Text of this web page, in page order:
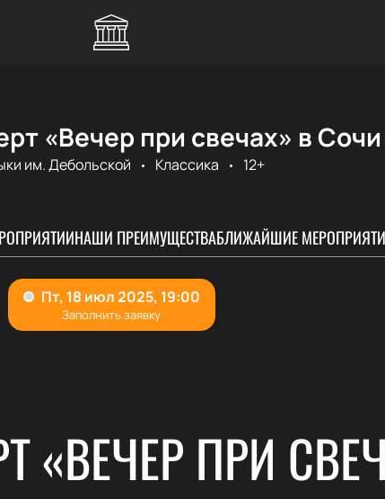
«Вечер при свечах» в Сочи
им. Дебольской Классика
12+
НАШИ ПРЕИМУЩЕСТВАБЛИЖАЙШИЕ
«ВЕЧЕР ПРИ